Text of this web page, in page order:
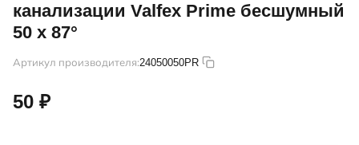
канализации Valfex Prime бесшумный
50 х 87°
Артикул производителя:24050050PR
50 ₽